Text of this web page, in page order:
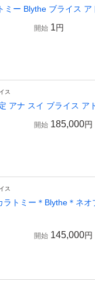
ミー Blythe ブライス ア
開始 1円
ス
アナ スイ ブライス
開始 185,000円
ス
ラトミー＊Blythe＊
開始 145,000円